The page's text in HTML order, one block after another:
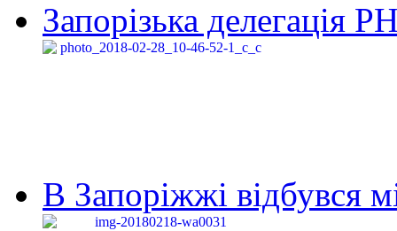
Запорізька делегація
В Запоріжжі відбувся